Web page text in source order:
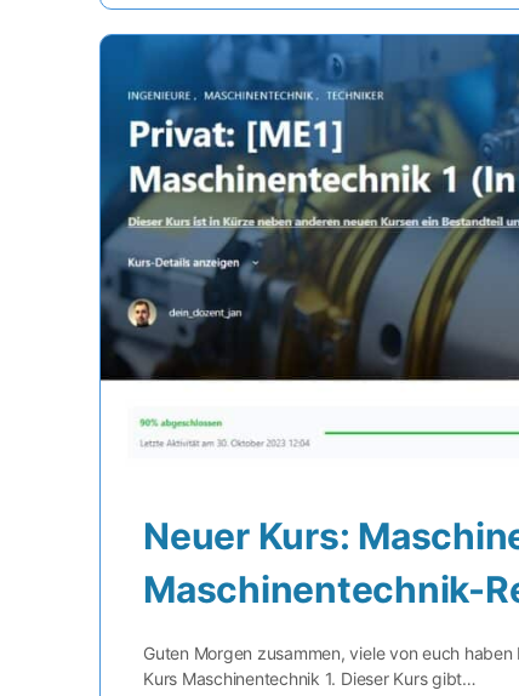
Neuer Kurs:
Maschinentechnik-
Guten Morgen zusammen, viele von euch
Kurs Maschinentechnik 1. Dieser Kurs gibt…